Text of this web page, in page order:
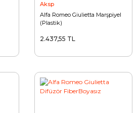
Aksp
Alfa Romeo Giulietta Marşpiyel
(Plastik)
2.437,55 TL